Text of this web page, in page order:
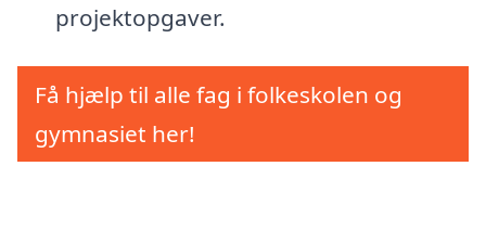
projektopgaver.
Få hjælp til alle fag i folkeskolen og
gymnasiet her!